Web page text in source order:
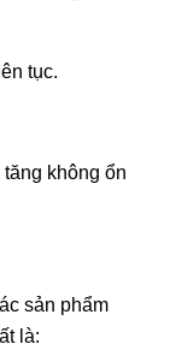
tục.
không ổn
sản phẩm
là: